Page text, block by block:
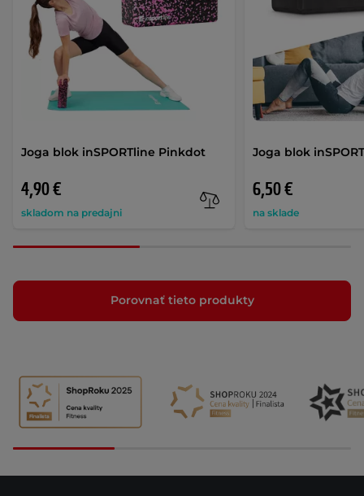
Joga blok inSPORTline Pinkdot
4,90 €
skladom na predajni
Joga blok
6,50 €
na sklade
Porovnať tieto produkty